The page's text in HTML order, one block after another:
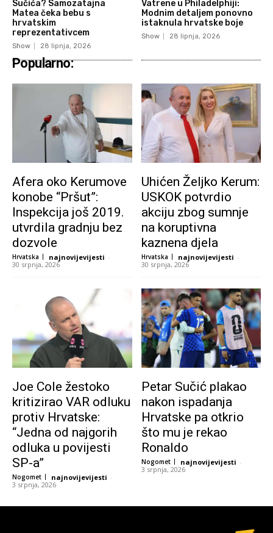
Sučića? Samozatajna
Matea čeka bebu s
hrvatskim
reprezentativcem
Show 28 lipnja, 2026
Vatrene u Philadelphiji:
Modnim detaljem ponovno
istaknula hrvatske boje
Show 28 lipnja, 2026
Popularno:
Afera oko Kerumove
konobe “Pršut”:
Inspekcija još 2019.
utvrdila gradnju bez
dozvole
Hrvatska najnovijevijesti -
30 srpnja, 2026
Uhićen Željko Kerum:
USKOK potvrdio
akciju zbog sumnje
na koruptivna
kaznena djela
Hrvatska najnovijevijesti -
30 srpnja, 2026
Joe Cole žestoko
kritizirao VAR odluku
protiv Hrvatske:
“Jedna od najgorih
odluka u povijesti
SP-a”
Nogomet najnovijevijesti -
3 srpnja, 2026
Petar Sučić plakao
nakon ispadanja
Hrvatske pa otkrio
što mu je rekao
Ronaldo
Nogomet najnovijevijesti -
3 srpnja, 2026